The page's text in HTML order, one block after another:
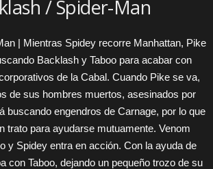
/ Spider-Man
| Mientras Spidey recorre Manhattan, Pike
Backlash y Taboo para acabar con
de la Cabal. Cuando Pike se va,
de sus hombres muertos, asesinados por
buscando engendros de Carnage, por lo que
trato para ayudarse mutuamente. Venom
y Spidey entra en acción. Con la ayuda de
con Taboo, dejando un pequeño trozo de su